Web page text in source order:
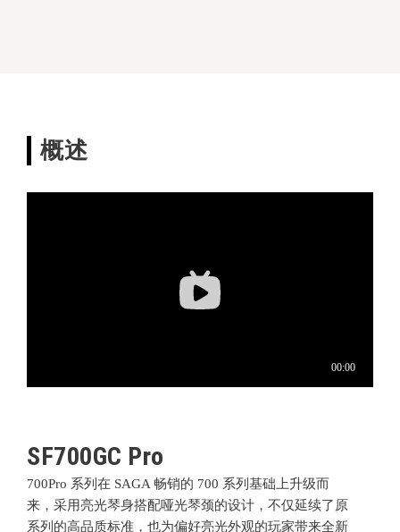
概述
SF700GC Pro
700Pro 系列 在 SAGA 畅销的 700 系列基础上升级而
来，采用亮光琴身搭配哑光琴颈的设计，不仅延续了原
系列的高品质标准，也为偏好亮光外观的玩家带来全新